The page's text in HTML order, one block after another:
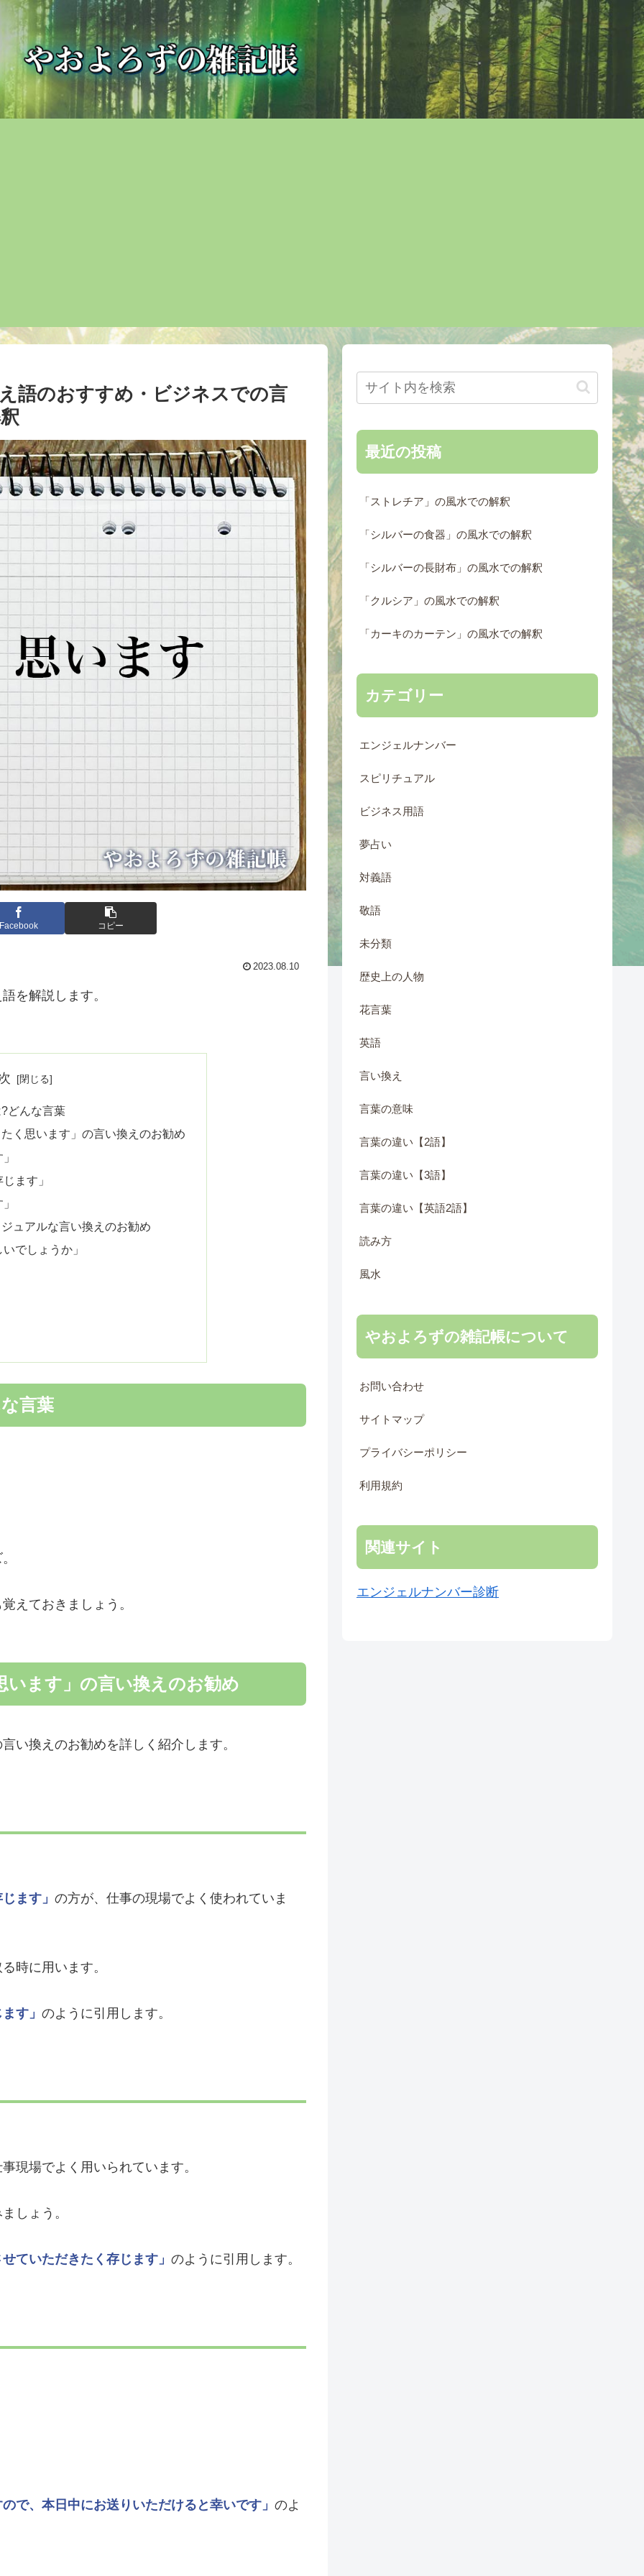
語のおすすめ・ビジネスでの言
Facebook コピー
2023.08.10
を解説します。
どんな言葉
く思います」の言い換えのお勧め
ます」
ュアルな言い換えのお勧め
でしょうか」
言葉
えておきましょう。
ます」の言い換えのお勧め
い換えのお勧めを詳しく紹介します。
ます」 の方が、仕事の現場でよく使われていま
時に用います。
す」 のように引用します。
現場でよく用いられています。
しょう。
ていただきたく存じます」 のように引用します。
で、本日中にお送りいただけると幸いです」 のよ
最近の投稿
「ストレチア」の風水での解釈
「シルバーの食器」の風水での解釈
「シルバーの長財布」の風水での解釈
「クルシア」の風水での解釈
「カーキのカーテン」の風水での解釈
カテゴリー
エンジェルナンバー
スピリチュアル
ビジネス用語
夢占い
対義語
敬語
未分類
歴史上の人物
花言葉
英語
言い換え
言葉の意味
言葉の違い【2語】
言葉の違い【3語】
言葉の違い【英語2語】
読み方
風水
やおよろずの雑記帳について
お問い合わせ
サイトマップ
プライバシーポリシー
利用規約
関連サイト
エンジェルナンバー診断